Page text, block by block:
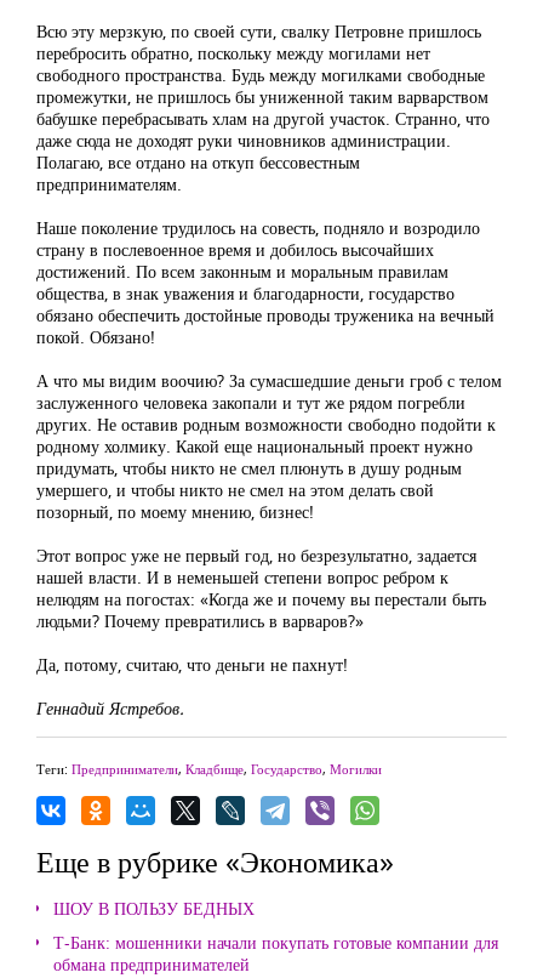
Всю эту мерзкую, по своей сути, свалку Петровне пришлось
перебросить обратно, поскольку между могилами нет
свободного пространства. Будь между могилками свободные
промежутки, не пришлось бы униженной таким варварством
бабушке перебрасывать хлам на другой участок. Странно, что
даже сюда не доходят руки чиновников администрации.
Полагаю, все отдано на откуп бессовестным
предпринимателям.
Наше поколение трудилось на совесть, подняло и возродило
страну в послевоенное время и добилось высочайших
достижений. По всем законным и моральным правилам
общества, в знак уважения и благодарности, государство
обязано обеспечить достойные проводы труженика на вечный
покой. Обязано!
А что мы видим воочию? За сумасшедшие деньги гроб с телом
заслуженного человека закопали и тут же рядом погребли
других. Не оставив родным возможности свободно подойти к
родному холмику. Какой еще национальный проект нужно
придумать, чтобы никто не смел плюнуть в душу родным
умершего, и чтобы никто не смел на этом делать свой
позорный, по моему мнению, бизнес!
Этот вопрос уже не первый год, но безрезультатно, задается
нашей власти. И в неменьшей степени вопрос ребром к
нелюдям на погостах: «Когда же и почему вы перестали быть
людьми? Почему превратились в варваров?»
Да, потому, считаю, что деньги не пахнут!
Геннадий Ястребов.
Теги: Предприниматели, Кладбище, Государство, Могилки
Еще в рубрике «Экономика»
ШОУ В ПОЛЬЗУ БЕДНЫХ
Т-Банк: мошенники начали покупать готовые компании для
обмана предпринимателей